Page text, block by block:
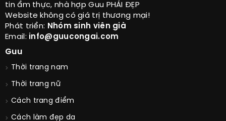
tin ẩm thực, nhà hợp Guu PHÁI ĐẸP
Website không có giá trị thương mại!
Phát triển: Nhóm sinh viên già
Email: info@guucongai.com
Guu
Thời trang nam
Thời trang nữ
Cách trang điểm
Cách làm đẹp da